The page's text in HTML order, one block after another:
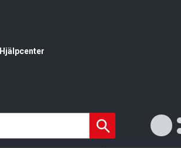
Hjälpcenter